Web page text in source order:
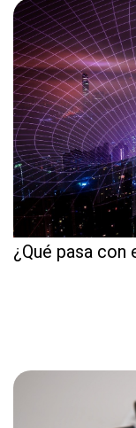
¿Qué pasa con